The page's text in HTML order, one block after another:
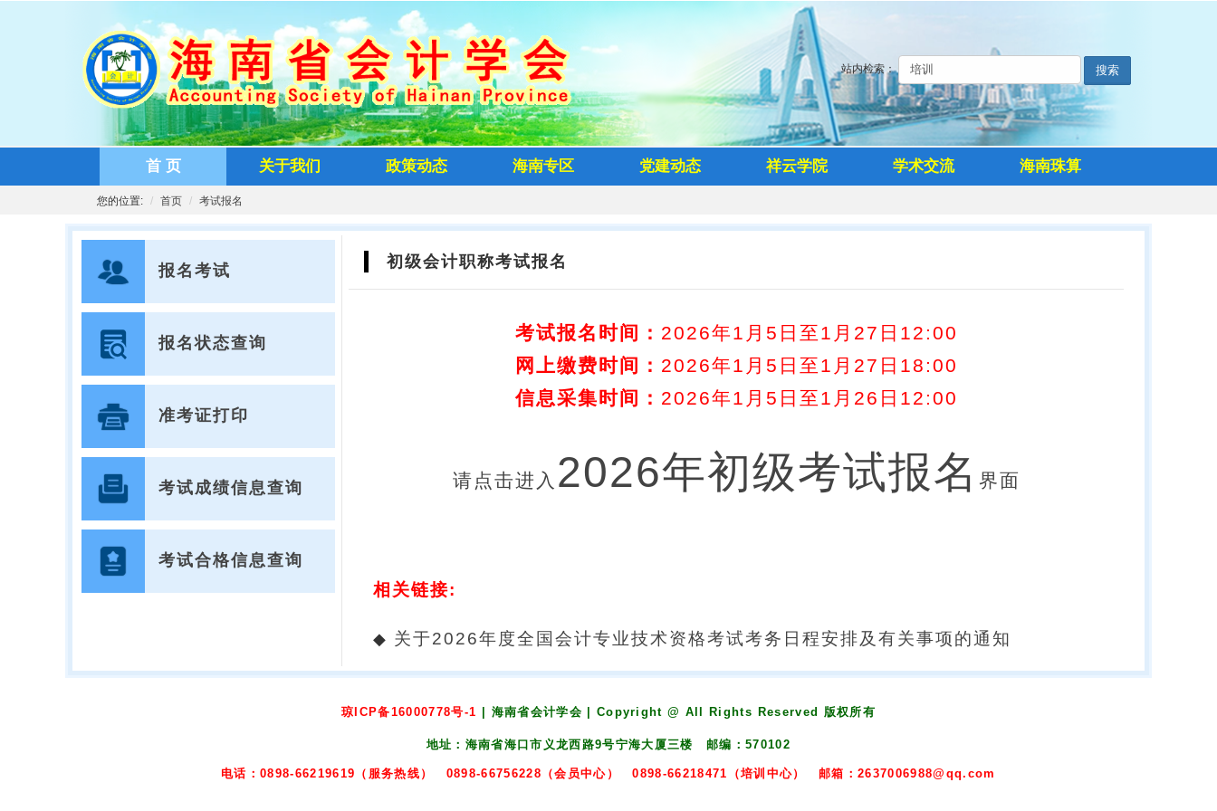
站内检索： 搜索
首 页 关于我们 政策动态 海南专区 党建动态 祥云学院 学术交流 海南珠算
您的位置: 首页 考试报名
报名考试
报名状态查询
准考证打印
考试成绩信息查询
考试合格信息查询
初级会计职称考试报名
考试报名时间： 2026年1月5日至1月27日12:00
网上缴费时间： 2026年1月5日至1月27日18:00
信息采集时间： 2026年1月5日至1月26日12:00
请点击进入 2026年初级考试报名 界面
相关链接:
◆ 关于2026年度全国会计专业技术资格考试考务日程安排及有关事项的通知
琼ICP备16000778号-1 | 海南省会计学会 | Copyright @ All Rights Reserved 版权所有
地址：海南省海口市义龙西路9号宁海大厦三楼 邮编：570102
电话：0898-66219619（服务热线） 0898-66756228（会员中心） 0898-66218471（培训中心） 邮箱：2637006988@qq.com